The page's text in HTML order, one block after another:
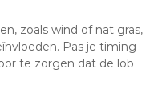
zoals wind of nat gras,
Pas je timing
te zorgen dat de lob